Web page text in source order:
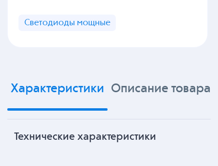
Светодиоды мощные
Характеристики Описание товара
Технические характеристики